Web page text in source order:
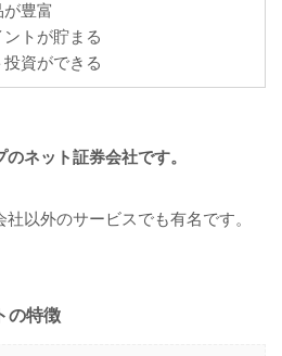
豊富
トが貯まる
資ができる
ネット証券会社です。
以外のサービスでも有名です。
の特徴